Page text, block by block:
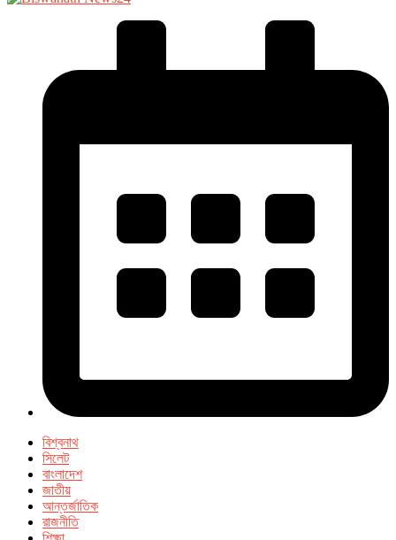
বিশ্বনাথ
সিলেট
বাংলাদেশ
জাতীয়
আন্তর্জাতিক
রাজনীতি